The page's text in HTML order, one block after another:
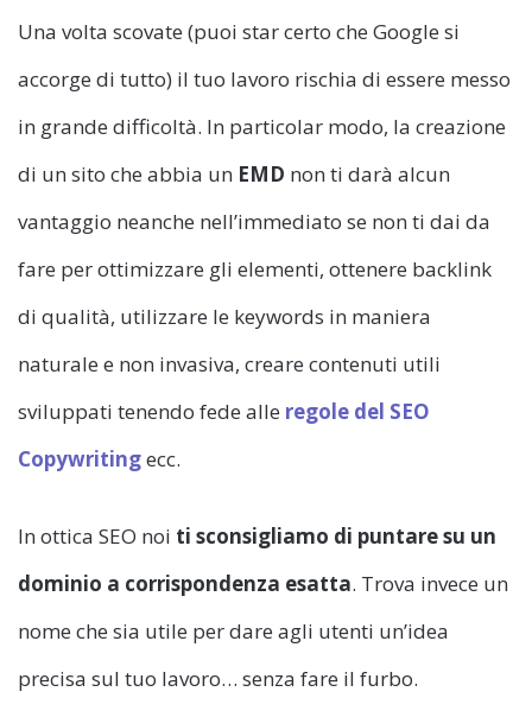
Una volta scovate (puoi star certo che Google si
accorge di tutto) il tuo lavoro rischia di essere messo
in grande difficoltà. In particolar modo, la creazione
di un sito che abbia un EMD non ti darà alcun
vantaggio neanche nell’immediato se non ti dai da
fare per ottimizzare gli elementi, ottenere backlink
di qualità, utilizzare le keywords in maniera
naturale e non invasiva, creare contenuti utili
sviluppati tenendo fede alle regole del SEO
Copywritingecc.
In ottica SEO noi ti sconsigliamo di puntare su un
dominio a corrispondenza esatta. Trova invece un
nome che sia utile per dare agli utenti un’idea
precisa sul tuo lavoro… senza fare il furbo.